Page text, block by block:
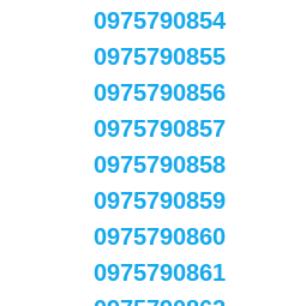
0975790854
0975790855
0975790856
0975790857
0975790858
0975790859
0975790860
0975790861